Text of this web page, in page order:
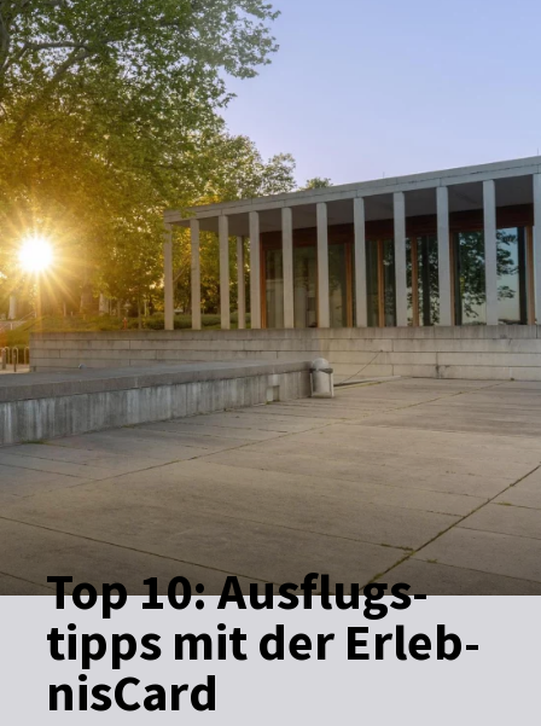
Top 10: Aus­flugs­
tipps mit der Er­leb­
nis­Card